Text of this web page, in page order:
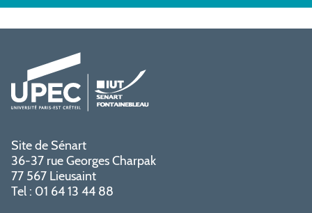
Site de Sénart
36-37 rue Georges Charpak
77 567 Lieusaint
Tel : 01 64 13 44 88